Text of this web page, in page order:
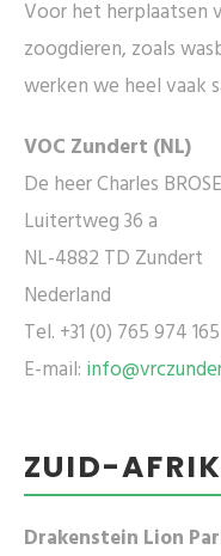
Voor het herplaatsen
zoogdieren, zoals
werken we heel vaak
VOC Zundert (NL)
De heer Charles
Luitertweg 36 a
NL-4882 TD Zundert
Nederland
Tel. +31 (0) 765 974 165
E-mail:
ZUID-
Drakenstein Lion